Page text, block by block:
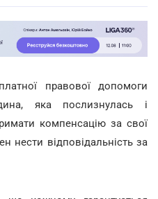
правової допомоги
яка послизнулась і
компенсацію за свої
нести відповідальність за